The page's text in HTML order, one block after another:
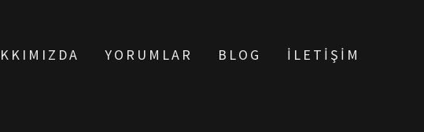
YORUMLAR BLOG İLETIŞIM